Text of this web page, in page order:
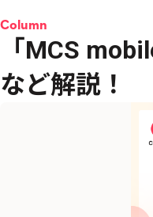
Column
「MCS
など解説！